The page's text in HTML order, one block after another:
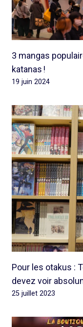
3 mangas
katanas !
19 juin 2024
Pour les otakus :
devez voir
25 juillet 2023